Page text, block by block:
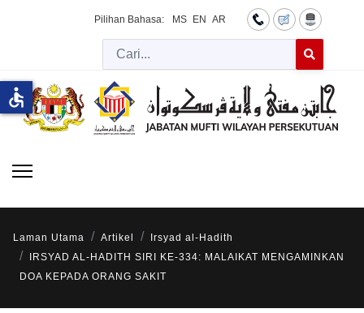
Pilihan Bahasa: MS EN AR
Cari
Laman Utama Artikel
Irsyad al-Hadith
IRSYAD AL-HADITH SIRI KE-334: MALAIKAT MENGAMINKAN
DOA KEPADA ORANG SAKIT
accessible